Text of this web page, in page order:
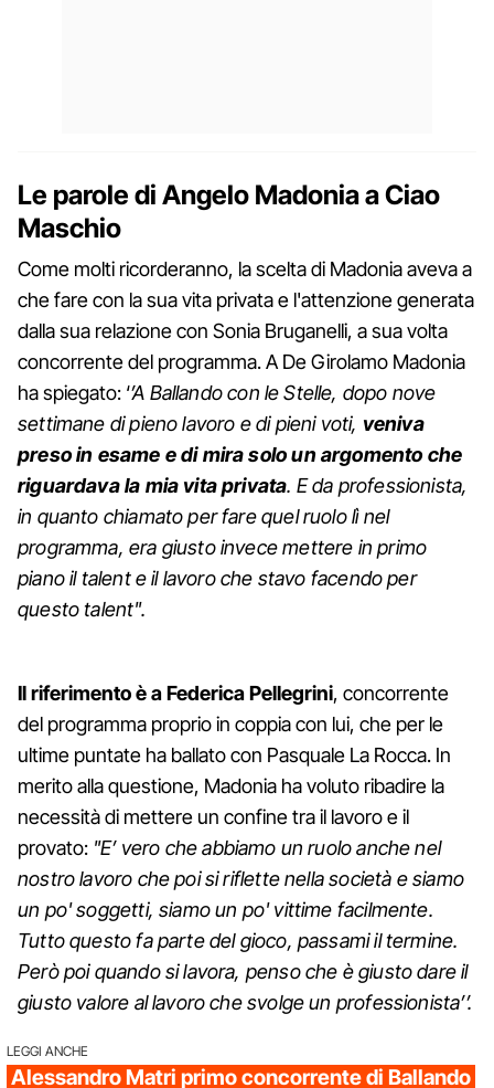
Le parole di Angelo Madonia a Ciao
Maschio
Come molti ricorderanno, la scelta di Madonia aveva a
che fare con la sua vita privata e l'attenzione generata
dalla sua relazione con Sonia Bruganelli, a sua volta
concorrente del programma. A De Girolamo Madonia
ha spiegato: ‘’A Ballando con le Stelle, dopo nove
settimane di pieno lavoro e di pieni voti, veniva
preso in esame e di mira solo un argomento che
riguardava la mia vita privata. E da professionista,
in quanto chiamato per fare quel ruolo lì nel
programma, era giusto invece mettere in primo
piano il talent e il lavoro che stavo facendo per
questo talent".
Il riferimento è a Federica Pellegrini, concorrente
del programma proprio in coppia con lui, che per le
ultime puntate ha ballato con Pasquale La Rocca. In
merito alla questione, Madonia ha voluto ribadire la
necessità di mettere un confine tra il lavoro e il
provato: "E’ vero che abbiamo un ruolo anche nel
nostro lavoro che poi si riflette nella società e siamo
un po' soggetti, siamo un po' vittime facilmente.
Tutto questo fa parte del gioco, passami il termine.
Però poi quando si lavora, penso che è giusto dare il
giusto valore al lavoro che svolge un professionista’’.
LEGGI ANCHE
Alessandro Matri primo concorrente di Ballando